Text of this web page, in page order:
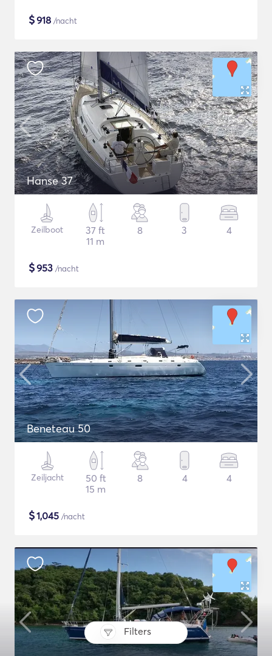
Filters
$918 /nacht
Hanse 37
Zeilboot
37 ft
11 m
8 3 4
$953 /nacht
Beneteau 50
Zeiljacht
50 ft
15 m
8 4 4
$1,045 /nacht